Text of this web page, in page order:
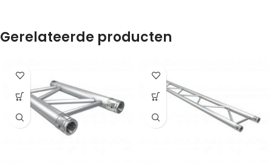
Gerelateerde producten